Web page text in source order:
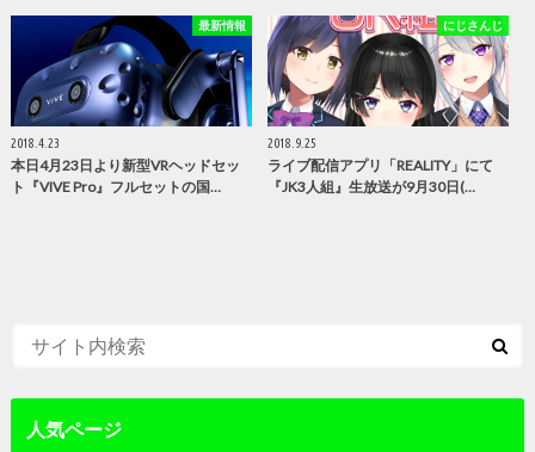
最新情報
2018.4.23
本日4月23日より新型VRヘッドセッ
ト『VIVE Pro』フルセットの国…
にじさんじ
2018.9.25
ライブ配信アプリ「REALITY」にて
『JK3人組』生放送が9月30日(…
人気ページ